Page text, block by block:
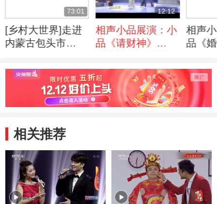
73:01
[乡村大世界]走进
内蒙古包头市
12:12
相声小品展演：小
品《请财神》
相声
品《
相关推荐